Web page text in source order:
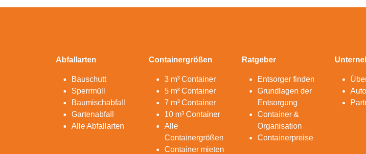
Abfallarten
Bauschutt
Sperrmüll
Baumischabfall
Gartenabfall
Alle Abfallarten
Containergrößen
3 m³ Container
5 m³ Container
7 m³ Container
10 m³ Container
Alle
Containergrößen
Container mieten
Ratgeber
Entsorger finden
Grundlagen der
Entsorgung
Container &
Organisation
Containerpreise